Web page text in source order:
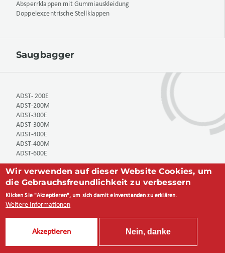
Absperrklappen mit Gummiauskleidung
Doppelexzentrische Stellklappen
Saugbagger
ADST- 200E
ADST-200M
ADST-300E
ADST-300M
ADST-400E
ADST-400M
ADST-600E
Habermann Aurum Pumpen GmbH, Harpener Heide 14, 44805
Wir verwenden auf dieser Website Cookies, um
die Gebrauchsfreundlichkeit zu verbessern
Klicken Sie "Akzeptieren", um sich damit einverstanden zu erklären.
Weitere Informationen
Akzeptieren Nein, danke